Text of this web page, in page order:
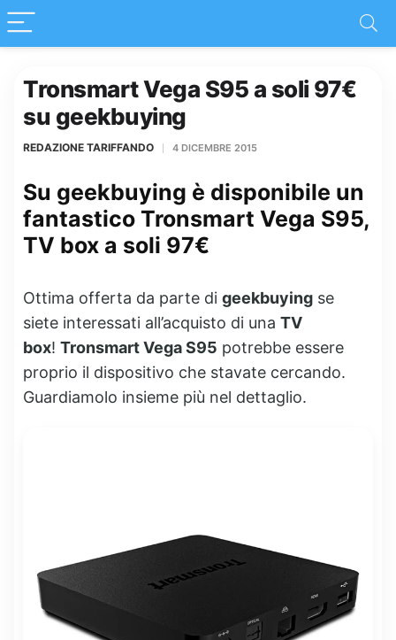
Tronsmart Vega S95 a soli 97€
su geekbuying
REDAZIONE TARIFFANDO 4 DICEMBRE 2015
Su geekbuying è disponibile un
fantastico Tronsmart Vega S95,
TV box a soli 97€
Ottima offerta da parte di geekbuying se
siete interessati all’acquisto di una TV
box! Tronsmart Vega S95 potrebbe essere
proprio il dispositivo che stavate cercando.
Guardiamolo insieme più nel dettaglio.